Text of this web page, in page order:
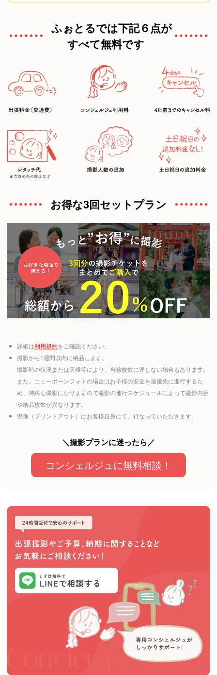
ふぉとるでは下記６点が
すべて無料です
お得な3回セットプラン
詳細は利用規約をご確認ください。
撮影から1週間以内に納品します。
撮影時の状況または天候等により、当該枚数に達しない場合もあります。
また、ニューボーンフォトの場合はお子様の安全を最優先に進行するた
め、特殊な撮影になりますので撮影の進行スケジュールによって撮影内容
や納品枚数が異なります。
現像（プリントアウト）はお客様自身にて、行なっていただきます。
＼撮影プランに迷ったら／
コンシェルジュに無料相談！